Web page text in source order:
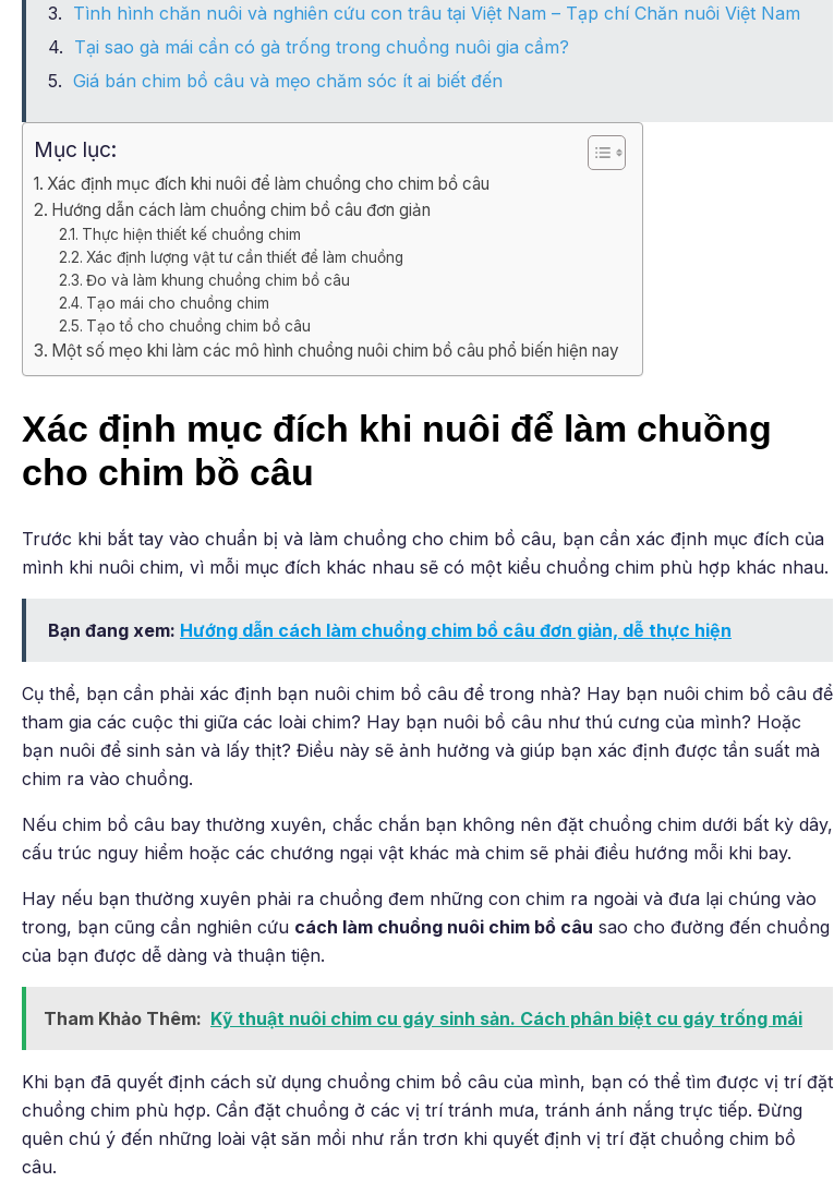
Tình hình chăn nuôi và nghiên cứu con trâu tại Việt Nam – Tạp chí Chăn nuôi Việt Nam
Tại sao gà mái cần có gà trống trong chuồng nuôi gia cầm?
Giá bán chim bồ câu và mẹo chăm sóc ít ai biết đến
Mục lục:
Xác định mục đích khi nuôi để làm chuồng cho chim bồ câu
Hướng dẫn cách làm chuồng chim bồ câu đơn giản
Thực hiện thiết kế chuồng chim
Xác định lượng vật tư cần thiết để làm chuồng
Đo và làm khung chuồng chim bồ câu
Tạo mái cho chuồng chim
Tạo tổ cho chuồng chim bồ câu
Một số mẹo khi làm các mô hình chuồng nuôi chim bồ câu phổ biến hiện nay
Xác định mục đích khi nuôi để làm chuồng
cho chim bồ câu
Trước khi bắt tay vào chuẩn bị và làm chuồng cho chim bồ câu, bạn cần xác định mục đích của
mình khi nuôi chim, vì mỗi mục đích khác nhau sẽ có một kiểu chuồng chim phù hợp khác nhau.
Bạn đang xem: Hướng dẫn cách làm chuồng chim bồ câu đơn giản, dễ thực hiện
Cụ thể, bạn cần phải xác định bạn nuôi chim bồ câu để trong nhà? Hay bạn nuôi chim bồ câu để
tham gia các cuộc thi giữa các loài chim? Hay bạn nuôi bồ câu như thú cưng của mình? Hoặc
bạn nuôi để sinh sản và lấy thịt? Điều này sẽ ảnh hưởng và giúp bạn xác định được tần suất mà
chim ra vào chuồng.
Nếu chim bồ câu bay thường xuyên, chắc chắn bạn không nên đặt chuồng chim dưới bất kỳ dây,
cấu trúc nguy hiểm hoặc các chướng ngại vật khác mà chim sẽ phải điều hướng mỗi khi bay.
Hay nếu bạn thường xuyên phải ra chuồng đem những con chim ra ngoài và đưa lại chúng vào
trong, bạn cũng cần nghiên cứu cách làm chuồng nuôi chim bồ câu sao cho đường đến chuồng
của bạn được dễ dàng và thuận tiện.
Tham Khảo Thêm: Kỹ thuật nuôi chim cu gáy sinh sản. Cách phân biệt cu gáy trống mái
Khi bạn đã quyết định cách sử dụng chuồng chim bồ câu của mình, bạn có thể tìm được vị trí đặt
chuồng chim phù hợp. Cần đặt chuồng ở các vị trí tránh mưa, tránh ánh nắng trực tiếp. Đừng
quên chú ý đến những loài vật săn mồi như rắn trơn khi quyết định vị trí đặt chuồng chim bồ
câu.